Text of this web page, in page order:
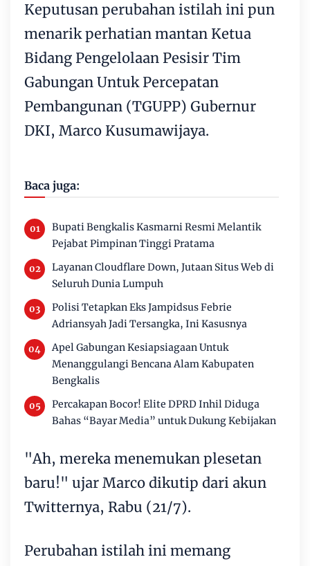
Keputusan perubahan istilah ini pun
menarik perhatian mantan Ketua
Bidang Pengelolaan Pesisir Tim
Gabungan Untuk Percepatan
Pembangunan (TGUPP) Gubernur
DKI, Marco Kusumawijaya.
Baca juga:
Bupati Bengkalis Kasmarni Resmi Melantik
Pejabat Pimpinan Tinggi Pratama
Layanan Cloudflare Down, Jutaan Situs Web di
Seluruh Dunia Lumpuh
Polisi Tetapkan Eks Jampidsus Febrie
Adriansyah Jadi Tersangka, Ini Kasusnya
Apel Gabungan Kesiapsiagaan Untuk
Menanggulangi Bencana Alam Kabupaten
Bengkalis
Percakapan Bocor! Elite DPRD Inhil Diduga
Bahas “Bayar Media” untuk Dukung Kebijakan
"Ah, mereka menemukan plesetan
baru!" ujar Marco dikutip dari akun
Twitternya, Rabu (21/7).
Perubahan istilah ini memang